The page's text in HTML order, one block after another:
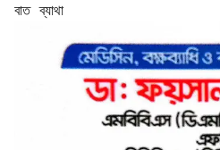
বাত ব্যাথা